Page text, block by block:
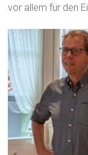
vor allem für den